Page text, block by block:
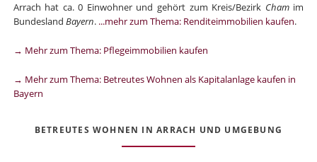
Arrach hat ca. 0 Einwohner und gehört zum Kreis/Bezirk Chamim
Bundesland Bayern. ...mehr zum Thema: Renditeimmobilien kaufen.
→ Mehr zum Thema: Pflegeimmobilien kaufen
→ Mehr zum Thema: Betreutes Wohnen als Kapitalanlage kaufen in
Bayern
BETREUTES WOHNEN IN ARRACH UND UMGEBUNG